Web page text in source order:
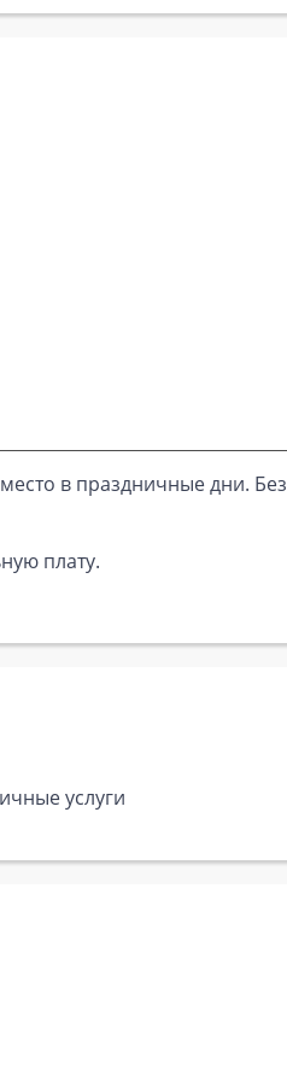
в праздничные дни. Без
плату.
услуги